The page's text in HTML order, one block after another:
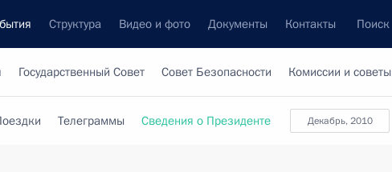
Структура Видео и фото Документы Контакты Поиск
Государственный Совет Совет Безопасности Комиссии и советы
Декабрь, 2010
Телеграммы Сведения о Президенте